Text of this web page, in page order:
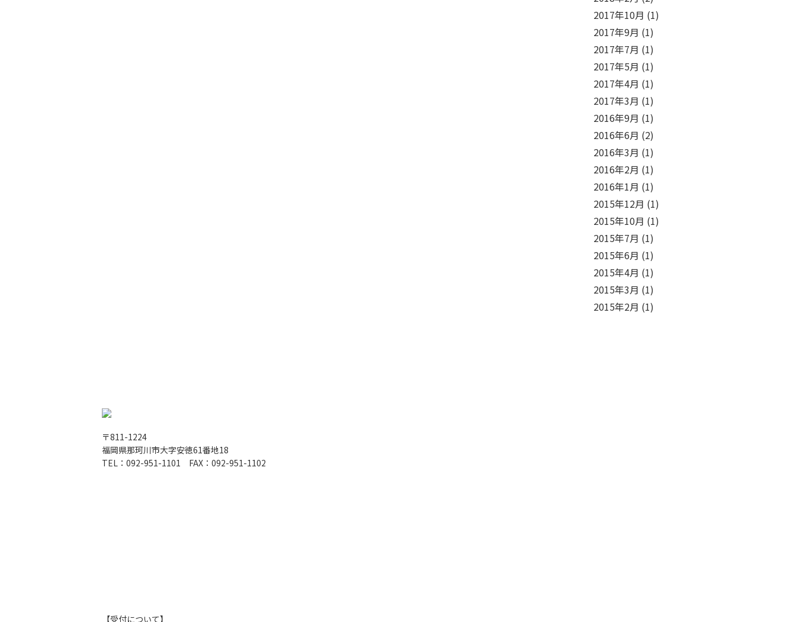
2017年10月 (1)
2017年9月 (1)
2017年7月 (1)
2017年5月 (1)
2017年4月 (1)
2017年3月 (1)
2016年9月 (1)
2016年6月 (2)
2016年3月 (1)
2016年2月 (1)
2016年1月 (1)
2015年12月 (1)
2015年10月 (1)
2015年7月 (1)
2015年6月 (1)
2015年4月 (1)
2015年3月 (1)
2015年2月 (1)
〒811-1224
福岡県那珂川市大字安徳61番地18
TEL：092-951-1101 FAX：092-951-1102
【受付について】